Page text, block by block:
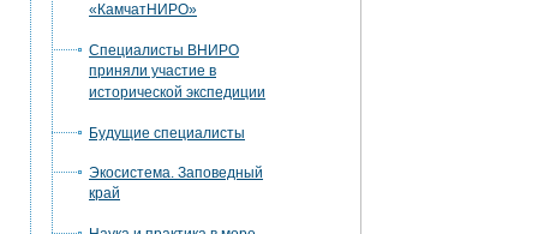
«КамчатНИРО»
Специалисты ВНИРО
приняли участие в
исторической экспедиции
Будущие специалисты
Экосистема. Заповедный
край